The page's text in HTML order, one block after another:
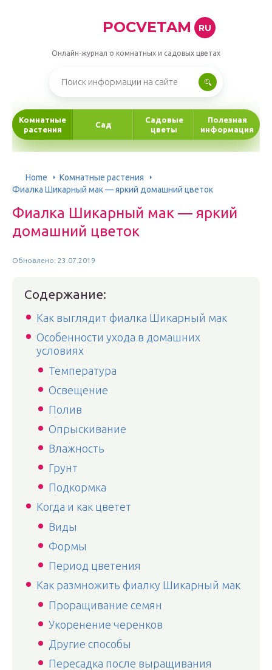
POCVETAM RU
Онлайн-журнал о комнатных и садовых цветах
Комнатные
растения
Сад
Садовые
цветы
Полезная
информация
Home
Комнатные растения
Фиалка Шикарный мак — яркий домашний цветок
Фиалка Шикарный мак — яркий
домашний цветок
Обновлено: 23.07.2019
Содержание:
Как выглядит фиалка Шикарный мак
Особенности ухода в домашних
условиях
Температура
Освещение
Полив
Опрыскивание
Влажность
Грунт
Подкормка
Когда и как цветет
Виды
Формы
Период цветения
Как размножить фиалку Шикарный мак
Проращивание семян
Укоренение черенков
Другие способы
Пересадка после выращивания